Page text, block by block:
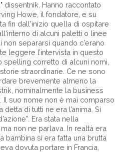
dissentnik. Hanno raccontato
Howe, il fondatore, e su
fin dall'inizio quella di ospitare
di alcuni paletti o linee
non separarsi quando c'erano
leggere l’intervista in questo
spelling corretto di alcuni nomi,
straordinarie. Ce ne sono
brevemente almeno la
nominalmente la business
Il suo nome non è mai comparso
di tutti ne era l’anima. Si
Era stata nella
non ne parlava. In realtà era
bambina si era fatta una brutta
dovuta portare in Francia,